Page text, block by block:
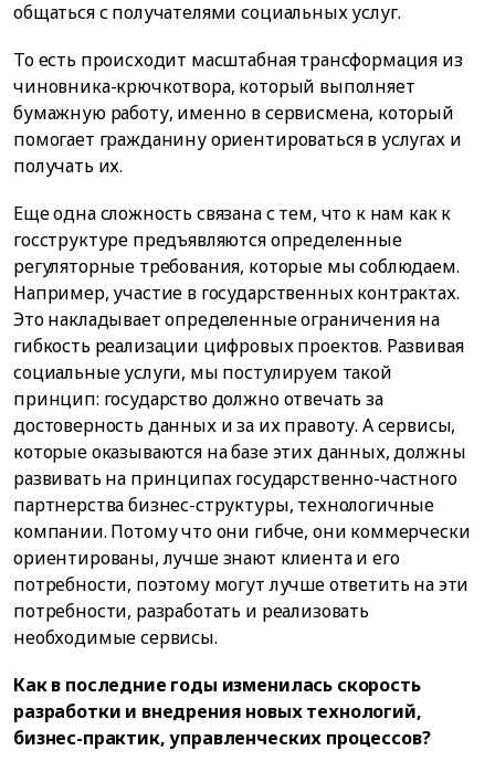
общаться с получателями социальных услуг.
То есть происходит масштабная трансформация из
чиновника-крючкотвора, который выполняет
бумажную работу, именно в сервисмена, который
помогает гражданину ориентироваться в услугах и
получать их.
Еще одна сложность связана с тем, что к нам как к
госструктуре предъявляются определенные
регуляторные требования, которые мы соблюдаем.
Например, участие в государственных контрактах.
Это накладывает определенные ограничения на
гибкость реализации цифровых проектов. Развивая
социальные услуги, мы постулируем такой
принцип: государство должно отвечать за
достоверность данных и за их правоту. А сервисы,
которые оказываются на базе этих данных, должны
развивать на принципах государственно-частного
партнерства бизнес-структуры, технологичные
компании. Потому что они гибче, они коммерчески
ориентированы, лучше знают клиента и его
потребности, поэтому могут лучше ответить на эти
потребности, разработать и реализовать
необходимые сервисы.
Как в последние годы изменилась скорость
разработки и внедрения новых технологий,
бизнес-практик, управленческих процессов?